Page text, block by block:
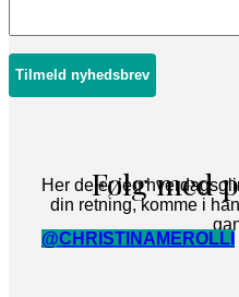
Tilmeld nyhedsbrev
Følg med
Her deler jeg
din retning, komme i
@CHRISTINAMEROLLI